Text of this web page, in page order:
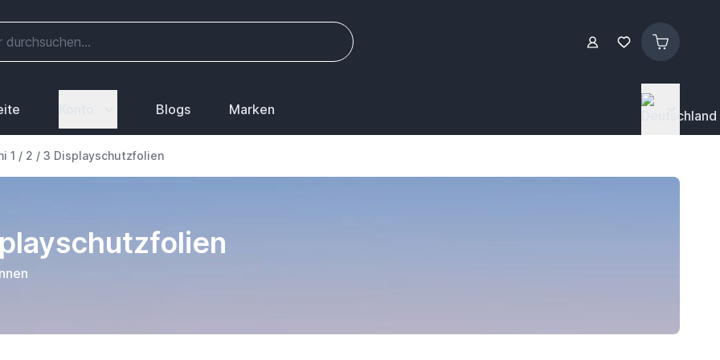
Blogs Marken
1 / 2 / 3 Displayschutzfolien